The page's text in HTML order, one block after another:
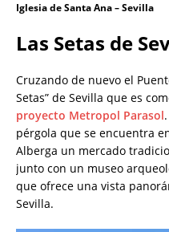
Iglesia de Santa Ana – Sevilla
Las Setas de
Cruzando de nuevo el
Setas” de Sevilla que es
proyecto Metropol Parasol
pérgola que se encuentra
Alberga un mercado
junto con un museo
que ofrece una vista
Sevilla.